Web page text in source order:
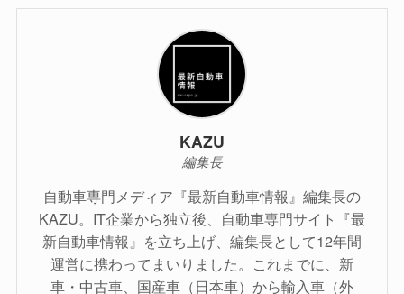
KAZU
編集長
自動車専門メディア『最新自動車情報』編集長の
KAZU。IT企業から独立後、自動車専門サイト『最
新自動車情報』を立ち上げ、編集長として12年間
運営に携わってまいりました。これまでに、新
車・中古車、国産車（日本車）から輸入車（外